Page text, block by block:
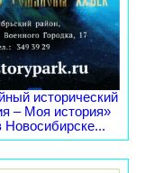
исторический
– Моя история»
Новосибирске...